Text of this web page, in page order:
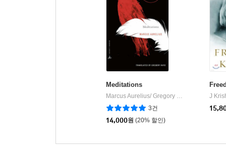
Meditations
Marcus Aurelius/ Gregory Hays (TRN) |
3건
14,000원 (20% 할인)
J